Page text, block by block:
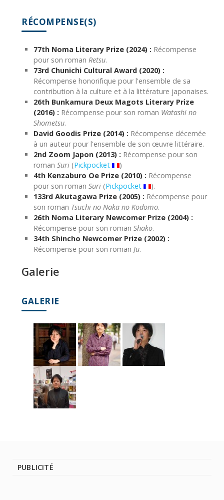
RÉCOMPENSE(S)
77th Noma Literary Prize (2024) : Récompense
pour son roman Retsu.
73rd Chunichi Cultural Award (2020) :
Récompense honorifique pour l'ensemble de sa
contribution à la culture et à la littérature japonaises.
26th Bunkamura Deux Magots Literary Prize
(2016) : Récompense pour son roman Watashi no
Shometsu.
David Goodis Prize (2014) : Récompense décernée
à un auteur pour l'ensemble de son œuvre littéraire.
2nd Zoom Japon (2013) : Récompense pour son
roman Suri (Pickpocket
)
4th Kenzaburo Oe Prize (2010) : Récompense
pour son roman Suri (Pickpocket
).
133rd Akutagawa Prize (2005) : Récompense pour
son roman Tsuchi no Naka no Kodomo.
26th Noma Literary Newcomer Prize (2004) :
Récompense pour son roman Shako.
34th Shincho Newcomer Prize (2002) :
Récompense pour son roman Ju.
Galerie
GALERIE
PUBLICITÉ